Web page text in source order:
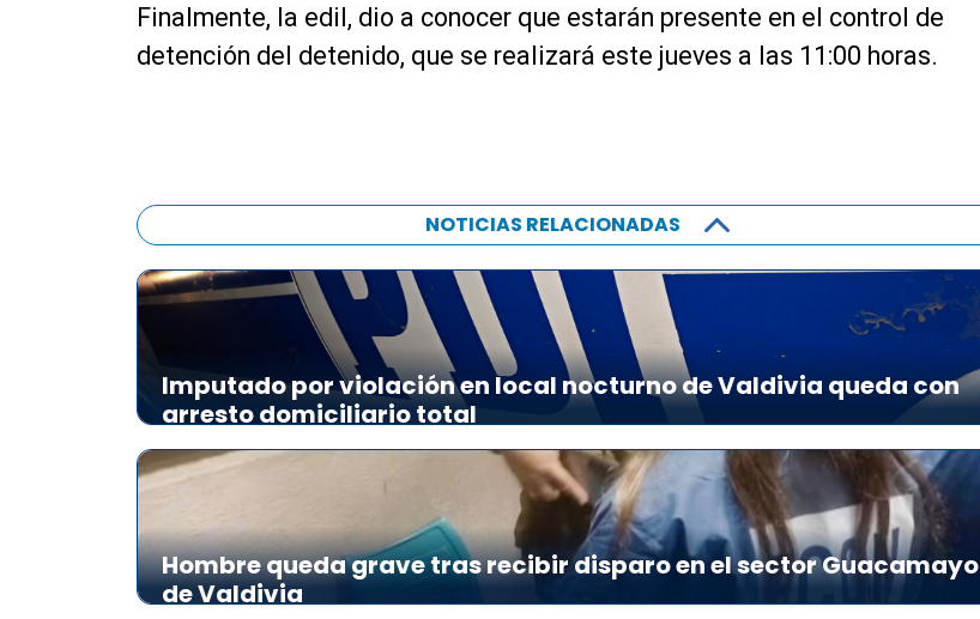
Finalmente, la edil, dio a conocer que estarán presente en el control de
detención del detenido, que se realizará este jueves a las 11:00 horas.
NOTICIAS RELACIONADAS
Imputado por violación en local nocturno de Valdivia queda con
arresto domiciliario total
Hombre queda grave tras recibir disparo en el sector Guacamayo
de Valdivia